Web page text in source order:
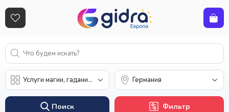
Поиск Фильтр